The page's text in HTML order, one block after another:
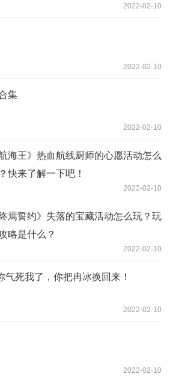
2022-02-10
2022-02-10
集
2022-02-10
航海王》热血航线厨师的心愿活动怎么
快来了解一下吧！
2022-02-10
终焉誓约》失落的宝藏活动怎么玩？玩
略是什么？
2022-02-10
死我了，你把冉冰换回来！
2022-02-10
2022-02-10